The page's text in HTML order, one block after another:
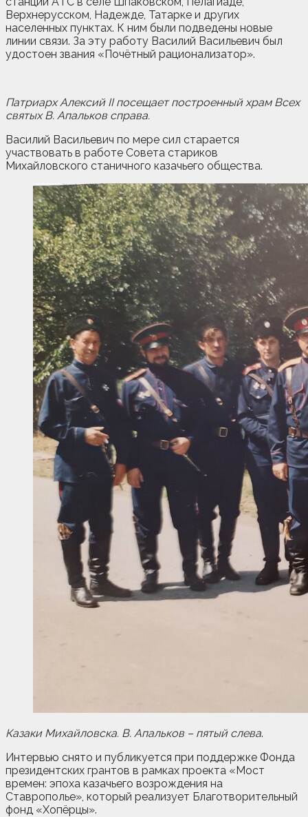
Верхнерусском, Надежде, Татарке и других
населенных пунктах. К ним были подведены новые
линии связи. За эту работу Василий Васильевич был
удостоен звания «Почётный рационализатор».
Патриарх Алексий II посещает построенный храм Всех
святых В. Апальков справа.
Василий Васильевич по мере сил старается
участвовать в работе Совета стариков
Михайловского станичного казачьего общества.
Казаки Михайловска. В. Апальков – пятый слева.
Интервью снято и публикуется при поддержке Фонда
президентских грантов в рамках проекта «Мост
времен: эпоха казачьего возрождения на
Ставрополье», который реализует Благотворительный
фонд «Хопёрцы».